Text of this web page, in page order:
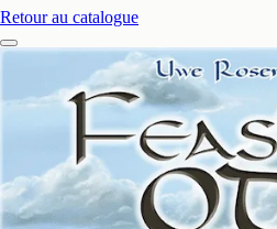
Retour au catalogue